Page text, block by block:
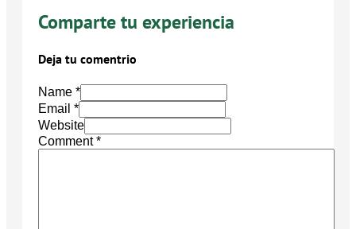
Comparte tu experiencia
Deja tu comentrio
Name *
Email *
Website
Comment*